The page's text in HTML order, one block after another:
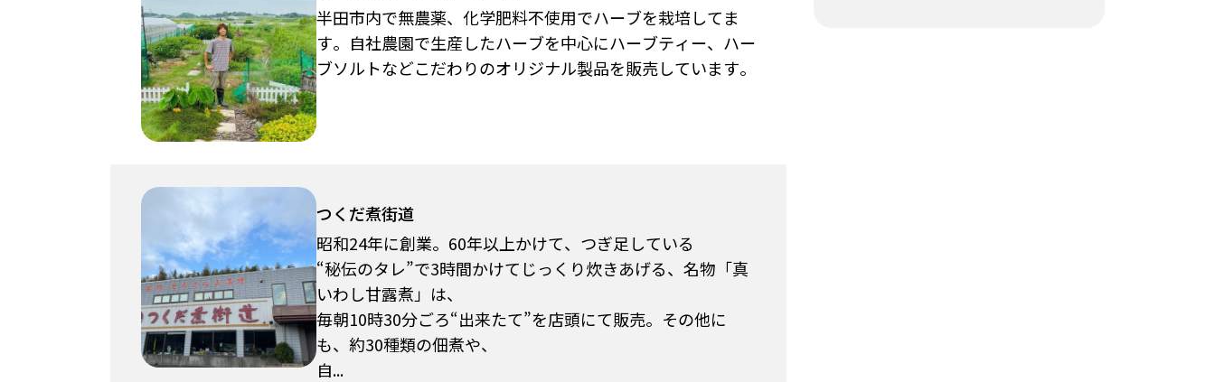
半田市内で無農薬、化学肥料不使用でハーブを栽培してま
す。自社農園で生産したハーブを中心にハーブティー、ハー
ブソルトなどこだわりのオリジナル製品を販売しています。
昭和24年に創業。60年以上かけて、つぎ足している
“秘伝のタレ”で3時間かけてじっくり炊きあげる、名物「真
いわし甘露煮」は、
毎朝10時30分ごろ“出来たて”を店頭にて販売。その他に
も、約30種類の佃煮や、
自...
つくだ煮街道